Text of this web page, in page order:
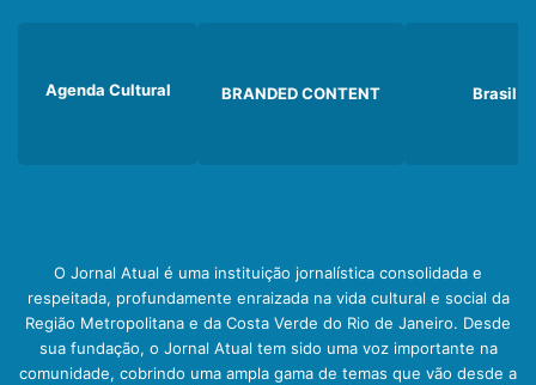
Agenda Cultural BRANDED CONTENT Brasil
O Jornal Atual é uma instituição jornalística consolidada e
respeitada, profundamente enraizada na vida cultural e social da
Região Metropolitana e da Costa Verde do Rio de Janeiro. Desde
sua fundação, o Jornal Atual tem sido uma voz importante na
comunidade, cobrindo uma ampla gama de temas que vão desde a